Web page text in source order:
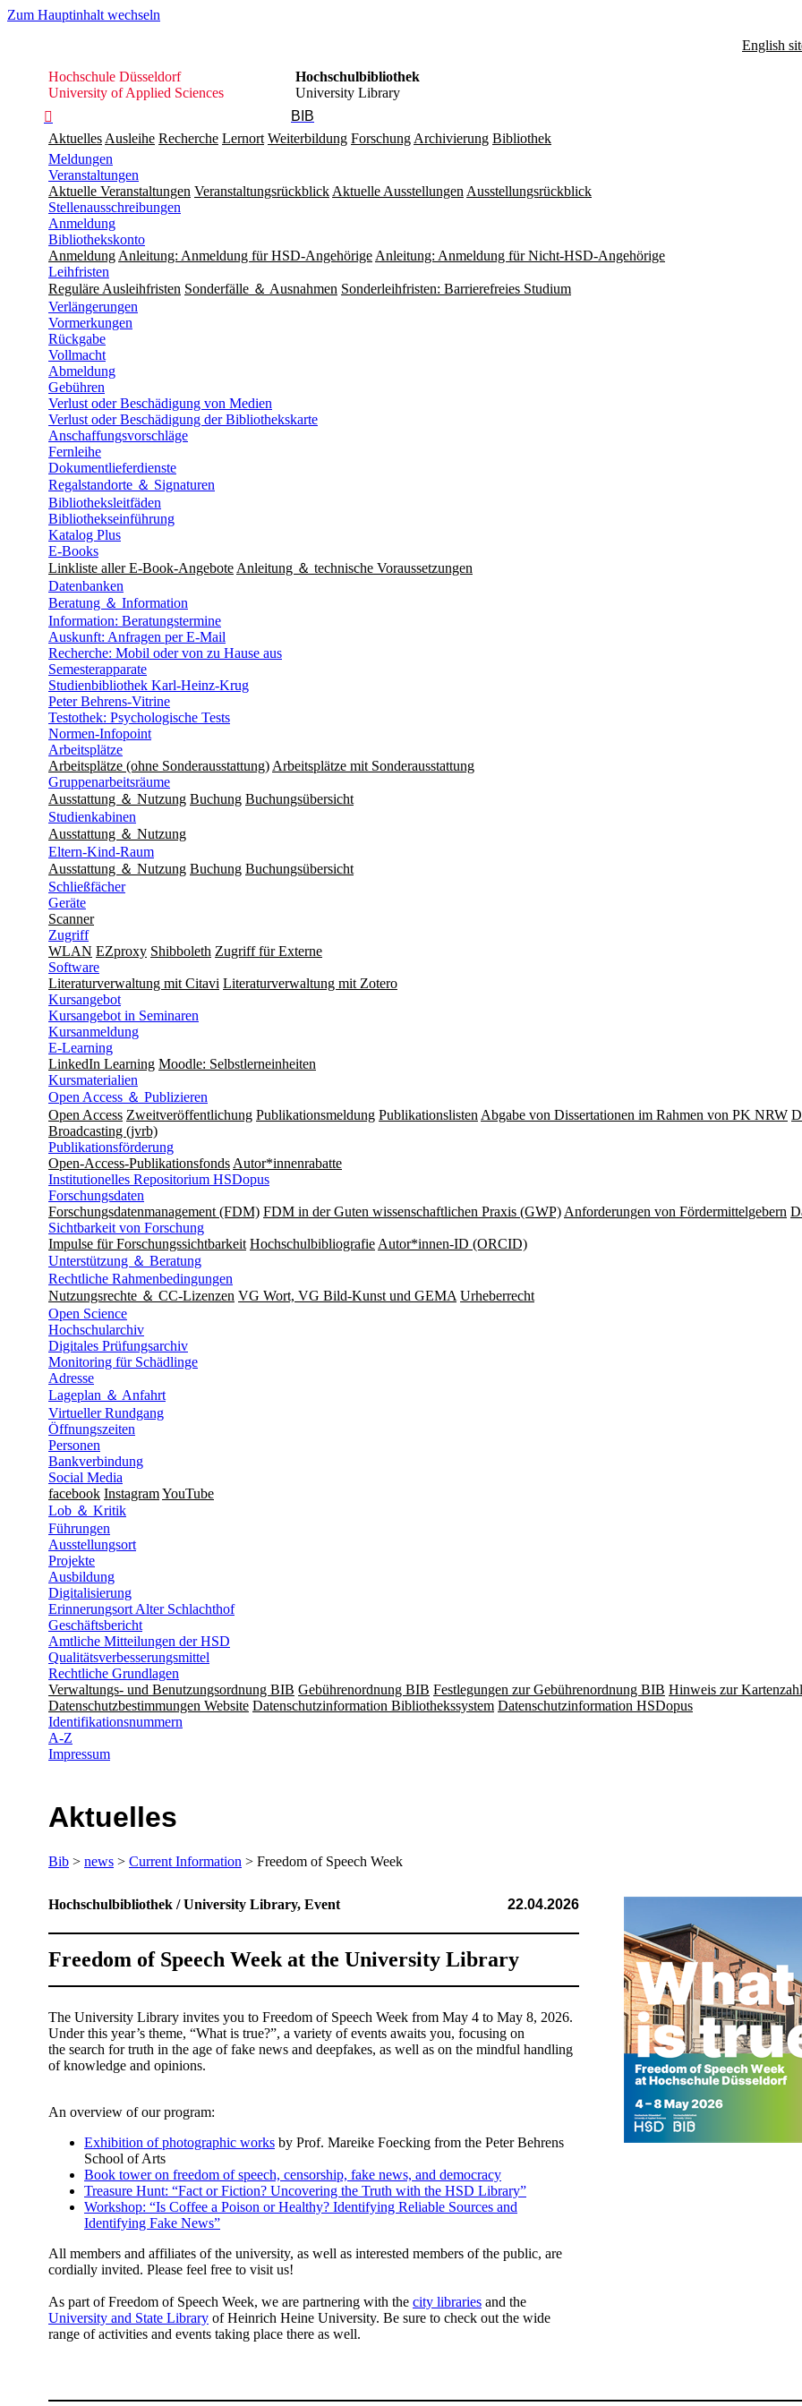
Zum Hauptinhalt wechseln
Hochschule
Düsseldorf
Hochschule Düsseldorf
University of Applied Sciences
Hochschulbibliothek
University Library

BIB
English
Aktuelles Ausleihe Recherche Lernort Weiterbildung Forschung Archivierung Bibliothek
Meldungen
Veranstaltungen
Aktuelle Veranstaltungen Veranstaltungsrückblick Aktuelle Ausstellungen Ausstellungsrückblick
Stellenausschreibungen
Anmeldung
Bibliothekskonto
Anmeldung Anleitung: Anmeldung für HSD-Angehörige Anleitung: Anmeldung für Nicht-HSD-Angehörige
Leihfristen
Reguläre Ausleihfristen Sonderfälle ＆ Ausnahmen Sonderleihfristen: Barrierefreies Studium
Verlängerungen
Vormerkungen
Rückgabe
Vollmacht
Abmeldung
Gebühren
Verlust oder Beschädigung von Medien
Verlust oder Beschädigung der Bibliothekskarte
Anschaffungsvorschläge
Fernleihe
Dokumentlieferdienste
Regalstandorte ＆ Signaturen
Bibliotheksleitfäden
Bibliothekseinführung
Katalog Plus
E-Books
Linkliste aller E-Book-Angebote Anleitung ＆ technische Voraussetzungen
Datenbanken
Beratung ＆ Information
Information: Beratungstermine
Auskunft: Anfragen per E-Mail
Recherche: Mobil oder von zu Hause aus
Semesterapparate
Studienbibliothek Karl-Heinz-Krug
Peter Behrens-Vitrine
Testothek: Psychologische Tests
Normen-Infopoint
Arbeitsplätze
Arbeitsplätze (ohne Sonderausstattung) Arbeitsplätze mit Sonderausstattung
Gruppenarbeitsräume
Ausstattung ＆ Nutzung Buchung Buchungsübersicht
Studienkabinen
Ausstattung ＆ Nutzung
Eltern-Kind-Raum
Ausstattung ＆ Nutzung Buchung Buchungsübersicht
Schließfächer
Geräte
Scanner
Zugriff
WLAN EZproxy Shibboleth Zugriff für Externe
Software
Literaturverwaltung mit Citavi Literaturverwaltung mit Zotero
Kursangebot
Kursangebot in Seminaren
Kursanmeldung
E-Learning
LinkedIn Learning Moodle: Selbstlerneinheiten
Kursmaterialien
Open Access ＆ Publizieren
Open Access Zweitveröffentlichung Publikationsmeldung Publikationslisten Abgabe von Dissertationen im Rahmen von PK NRW
Broadcasting (jvrb)
Publikationsförderung
Open-Access-Publikationsfonds Autor*innenrabatte
Institutionelles Repositorium HSDopus
Forschungsdaten
Forschungsdatenmanagement (FDM) FDM in der Guten wissenschaftlichen Praxis (GWP) Anforderungen von Fördermittelgebern
Sichtbarkeit von Forschung
Impulse für Forschungssichtbarkeit Hochschulbibliografie Autor*innen-ID (ORCID)
Unterstützung ＆ Beratung
Rechtliche Rahmenbedingungen
Nutzungsrechte ＆ CC-Lizenzen VG Wort, VG Bild-Kunst und GEMA Urheberrecht
Open Science
Hochschularchiv
Digitales Prüfungsarchiv
Monitoring für Schädlinge
Adresse
Lageplan ＆ Anfahrt
Virtueller Rundgang
Öffnungszeiten
Personen
Bankverbindung
Social Media
facebook InstagramYouTube
Lob ＆ Kritik
Führungen
Ausstellungsort
Projekte
Ausbildung
Digitalisierung
Erinnerungsort Alter Schlachthof
Geschäftsbericht
Amtliche Mitteilungen der HSD
Qualitätsverbesserungsmittel
Rechtliche Grundlagen
Verwaltungs- und Benutzungsordnung BIB Gebührenordnung BIB Festlegungen zur Gebührenordnung BIB Hinweis zur
Datenschutzbestimmungen Website Datenschutzinformation Bibliothekssystem Datenschutzinformation HSDopus
Identifikationsnummern
A-Z
Impressum
Aktuelles
Bib > news > Current Information > Freedom of Speech Week
Hochschulbibliothek / University Library, Event 22.04.2026
Freedom of Speech Week at the University Library
​​The University Library invites you to Freedom of Speech Week from May 4 to May 8, 2026.
Under this year’s theme, “What is true?”, a variety of events awaits you, focusing on
the search for truth in the age of fake news and deepfakes, as well as on the mindful handling
of knowledge and opinions.
An overview of our program:
Exhibition of photographic works by Prof. Mareike Foecking from the Peter Behrens
School of Arts
Book tower on freedom of speech, censorship, fake news, and democracy
Treasure Hunt: “Fact or Fiction? Uncovering the Truth with the HSD Library”
Workshop: “Is Coffee a Poison or Healthy? Identifying Reliable Sources and
Identifying Fake News”
All members and affiliates of the university, as well as interested members of the public, are
cordially invited. Please feel free to visit us!
As part of Freedom of Speech Week, we are partnering with the city libraries and the
University and State Library of Heinrich Heine University. Be sure to check out the wide
range of activities and events taking place there as well.